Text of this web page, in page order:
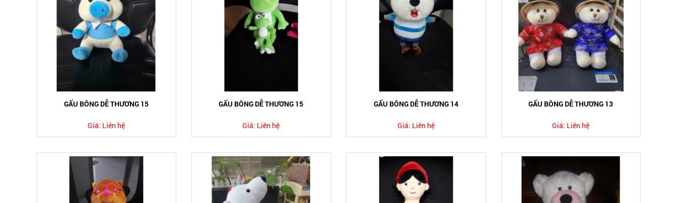
GẤU BÔNG DỄ THƯƠNG 15
Giá: Liên hệ
GẤU BÔNG DỄ THƯƠNG 15
Giá: Liên hệ
GẤU BÔNG DỄ THƯƠNG 14
Giá: Liên hệ
GẤU BÔNG DỄ THƯƠNG 13
Giá: Liên hệ